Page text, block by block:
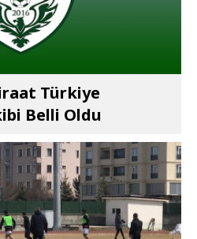
Türkiye
Belli Oldu